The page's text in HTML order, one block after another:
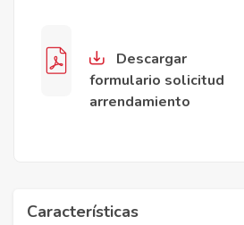
Descargar
formulario solicitud
arrendamiento
Características